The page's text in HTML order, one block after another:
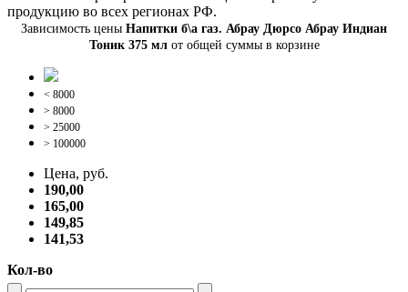
продукцию во всех регионах РФ.
Зависимость цены Напитки б\а газ. Абрау Дюрсо Абрау Индиан
Тоник 375 млот общей суммы в корзине
< 8000
> 8000
> 25000
> 100000
Цена, руб.
190,00
165,00
149,85
141,53
Кол-во